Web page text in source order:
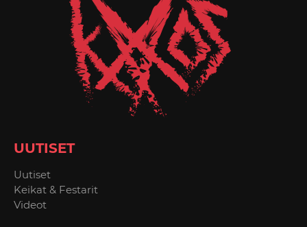
UUTISET
Uutiset
Keikat & Festarit
Videot